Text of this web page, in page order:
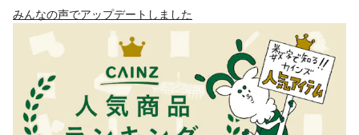
みんなの声でアップデートしました